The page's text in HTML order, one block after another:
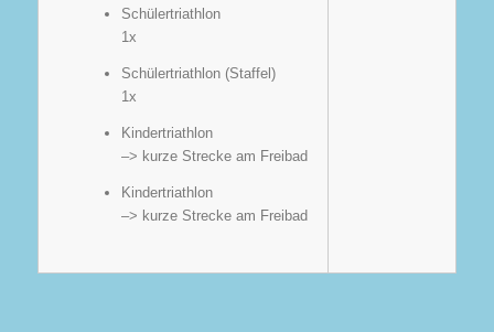
Schülertriathlon
1x
Schülertriathlon (Staffel)
1x
Kindertriathlon
–> kurze Strecke am Freibad
Kindertriathlon
–> kurze Strecke am Freibad